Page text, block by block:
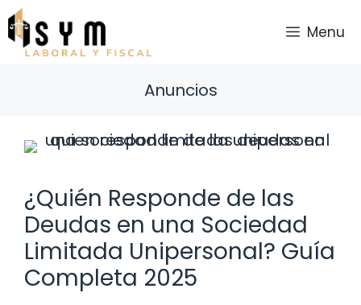
Saltar
al
contenido
Menu
Anuncios
¿Quién Responde de las
Deudas en una Sociedad
Limitada Unipersonal? Guía
Completa 2025